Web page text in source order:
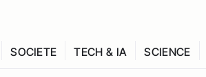
SOCIETE TECH & IA SCIENCE